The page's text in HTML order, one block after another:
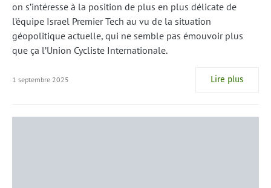
on s’intéresse à la position de plus en plus délicate de
l’équipe Israel Premier Tech au vu de la situation
géopolitique actuelle, qui ne semble pas émouvoir plus
que ça l’Union Cycliste Internationale.
1 septembre 2025 Lire plus